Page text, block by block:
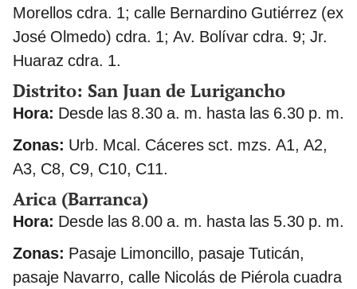
Morellos cdra. 1; calle Bernardino Gutiérrez (ex
José Olmedo) cdra. 1; Av. Bolívar cdra. 9; Jr.
Huaraz cdra. 1.
Distrito: San Juan de Lurigancho
Hora: Desde las 8.30 a. m. hasta las 6.30 p. m.
Zonas: Urb. Mcal. Cáceres sct. mzs. A1, A2,
A3, C8, C9, C10, C11.
Arica (Barranca)
Hora: Desde las 8.00 a. m. hasta las 5.30 p. m.
Zonas: Pasaje Limoncillo, pasaje Tuticán,
pasaje Navarro, calle Nicolás de Piérola cuadra